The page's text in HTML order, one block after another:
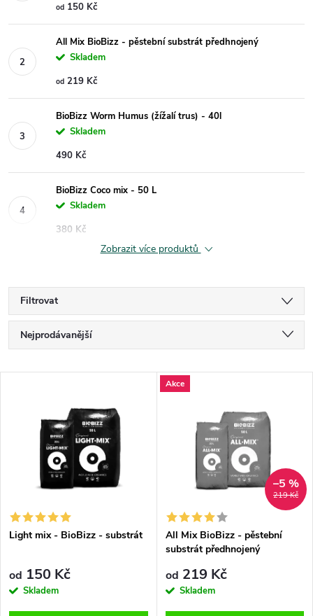
od 150 Kč
All Mix BioBizz - pěstební substrát předhnojený
Skladem
od 219 Kč
BioBizz Worm Humus (žížalí trus) - 40l
Skladem
490 Kč
BioBizz Coco mix - 50 L
Skladem
380 Kč
Zobrazit více produktů
Filtrovat
Ř
a
í
p
r
Nejprodávanější
Abecedně
s
p
r
Light mix - BioBizz - substrát
od 150 Kč
Skladem
Akce
219 Kč
–5 %
All Mix BioBizz - pěstební
substrát předhnojený
od 219 Kč
Skladem